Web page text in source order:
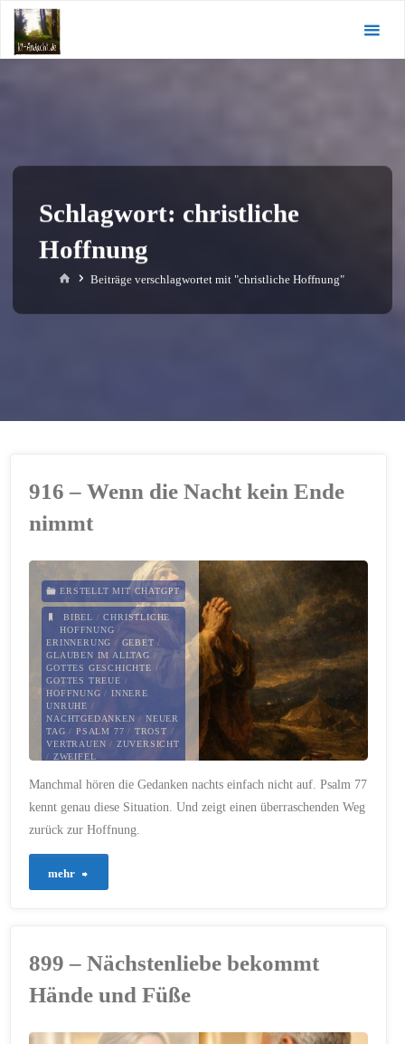
Zum
Inhalt
springen
Schlagwort: christliche
Hoffnung
StartBeiträge verschlagwortet mit "christliche Hoffnung"
916 – Wenn die Nacht kein Ende
nimmt
ERSTELLT MIT CHATGPT
BIBEL /CHRISTLICHE
HOFFNUNG /
ERINNERUNG / GEBET /
GLAUBEN IM ALLTAG /
GOTTES GESCHICHTE /
GOTTES TREUE /
HOFFNUNG / INNERE
UNRUHE /
NACHTGEDANKEN / NEUER
TAG / PSALM 77 / TROST /
VERTRAUEN / ZUVERSICHT
/ ZWEIFEL
17. MÄRZ 2026
Manchmal hören die Gedanken nachts einfach nicht auf. Psalm 77
kennt genau diese Situation. Und zeigt einen überraschenden Weg
zurück zur Hoffnung.
mehr
899 – Nächstenliebe bekommt
Hände und Füße